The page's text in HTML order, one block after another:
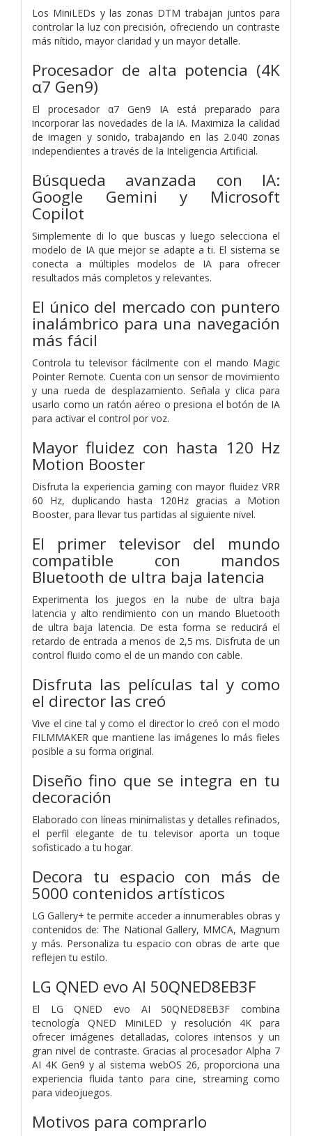
Los MiniLEDs y las zonas DTM trabajan juntos para
controlar la luz con precisión, ofreciendo un contraste
más nítido, mayor claridad y un mayor detalle.
Procesador de alta potencia (4K
α7 Gen9)
El procesador α7 Gen9 IA está preparado para
incorporar las novedades de la IA. Maximiza la calidad
de imagen y sonido, trabajando en las 2.040 zonas
independientes a través de la Inteligencia Artificial.
Búsqueda avanzada con IA:
Google Gemini y Microsoft
Copilot
Simplemente di lo que buscas y luego selecciona el
modelo de IA que mejor se adapte a ti. El sistema se
conecta a múltiples modelos de IA para ofrecer
resultados más completos y relevantes.
El único del mercado con puntero
inalámbrico para una navegación
más fácil
Controla tu televisor fácilmente con el mando Magic
Pointer Remote. Cuenta con un sensor de movimiento
y una rueda de desplazamiento. Señala y clica para
usarlo como un ratón aéreo o presiona el botón de IA
para activar el control por voz.
Mayor fluidez con hasta 120 Hz
Motion Booster
Disfruta la experiencia gaming con mayor fluidez VRR
60 Hz, duplicando hasta 120Hz gracias a Motion
Booster, para llevar tus partidas al siguiente nivel.
El primer televisor del mundo
compatible con mandos
Bluetooth de ultra baja latencia
Experimenta los juegos en la nube de ultra baja
latencia y alto rendimiento con un mando Bluetooth
de ultra baja latencia. De esta forma se reducirá el
retardo de entrada a menos de 2,5 ms. Disfruta de un
control fluido como el de un mando con cable.
Disfruta las películas tal y como
el director las creó
Vive el cine tal y como el director lo creó con el modo
FILMMAKER que mantiene las imágenes lo más fieles
posible a su forma original.
Diseño fino que se integra en tu
decoración
Elaborado con líneas minimalistas y detalles refinados,
el perfil elegante de tu televisor aporta un toque
sofisticado a tu hogar.
Decora tu espacio con más de
5000 contenidos artísticos
LG Gallery+ te permite acceder a innumerables obras y
contenidos de: The National Gallery, MMCA, Magnum
y más. Personaliza tu espacio con obras de arte que
reflejen tu estilo.
LG QNED evo AI 50QNED8EB3F
El LG QNED evo AI 50QNED8EB3F combina
tecnología QNED MiniLED y resolución 4K para
ofrecer imágenes detalladas, colores intensos y un
gran nivel de contraste. Gracias al procesador Alpha 7
AI 4K Gen9 y al sistema webOS 26, proporciona una
experiencia fluida tanto para cine, streaming como
para videojuegos.
Motivos para comprarlo